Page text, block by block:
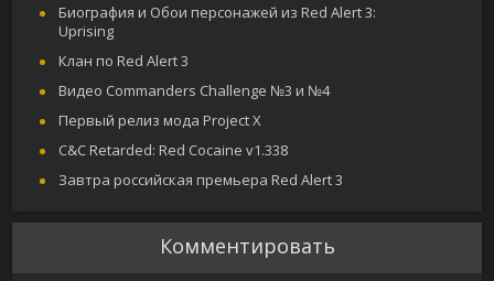
Биография и Обои персонажей из Red Alert 3:
Uprising
Клан по Red Alert 3
Видео Commanders Challenge №3 и №4
Первый релиз мода Project X
C&C Retarded: Red Cocaine v1.338
Завтра российская премьера Red Alert 3
Комментировать